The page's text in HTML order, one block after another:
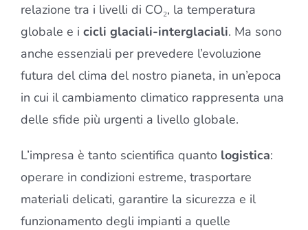
relazione tra i livelli di CO₂, la temperatura
globale e i cicli glaciali-interglaciali. Ma sono
anche essenziali per prevedere l’evoluzione
futura del clima del nostro pianeta, in un’epoca
in cui il cambiamento climatico rappresenta una
delle sfide più urgenti a livello globale.
L’impresa è tanto scientifica quanto logistica:
operare in condizioni estreme, trasportare
materiali delicati, garantire la sicurezza e il
funzionamento degli impianti a quelle